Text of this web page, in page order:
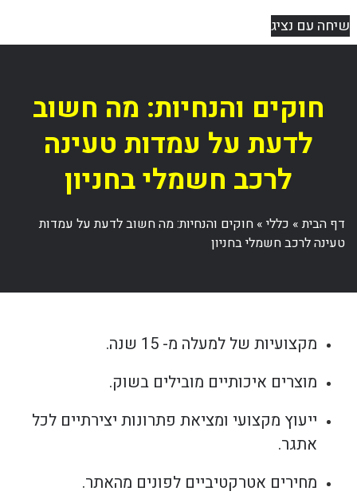
שיחה עם נציג
חוקים והנחיות: מה חשוב
לדעת על עמדות טעינה
לרכב חשמלי בחניון
דף הבית» כללי» חוקים והנחיות: מה חשוב לדעת על עמדות
טעינה לרכב חשמלי בחניון
מקצועיות של למעלה מ- 15 שנה.
מוצרים איכותיים מובילים בשוק.
ייעוץ מקצועי ומציאת פתרונות יצירתיים לכל
אתגר.
מחירים אטרקטיביים לפונים מהאתר.